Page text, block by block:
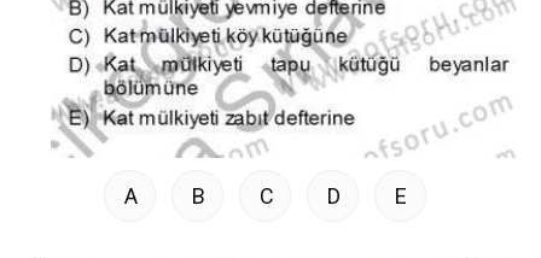
A B C D E